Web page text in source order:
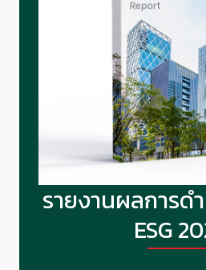
รายงานผลการด
ESG